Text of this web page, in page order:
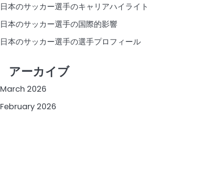
日本のサッカー選手のキャリアハイライト
日本のサッカー選手の国際的影響
日本のサッカー選手の選手プロフィール
アーカイブ
March 2026
February 2026